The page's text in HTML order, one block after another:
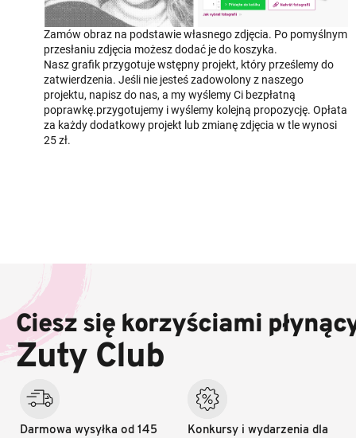
Zamów obraz na podstawie własnego zdjęcia. Po pomyślnym
przesłaniu zdjęcia możesz dodać je do koszyka.
Nasz grafik przygotuje wstępny projekt, który prześlemy do
zatwierdzenia. Jeśli nie jesteś zadowolony z naszego
projektu, napisz do nas, a my wyślemy Ci bezpłatną
poprawkę.przygotujemy i wyślemy kolejną propozycję. Opłata
za każdy dodatkowy projekt lub zmianę zdjęcia w tle wynosi
25 zł.
p
k
a
Ciesz się korzyściami
Zuty Club
Darmowa wysyłka od 145
Konkursy i wydarzenia dla